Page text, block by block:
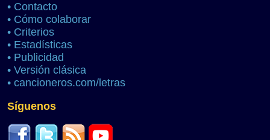
• Contacto
• Cómo colaborar
• Criterios
• Estadísticas
• Publicidad
• Versión clásica
• cancioneros.com/letras
Síguenos